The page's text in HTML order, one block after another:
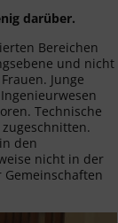
darüber.
Bereichen
und nicht
Junge
Technische
den
nicht in der